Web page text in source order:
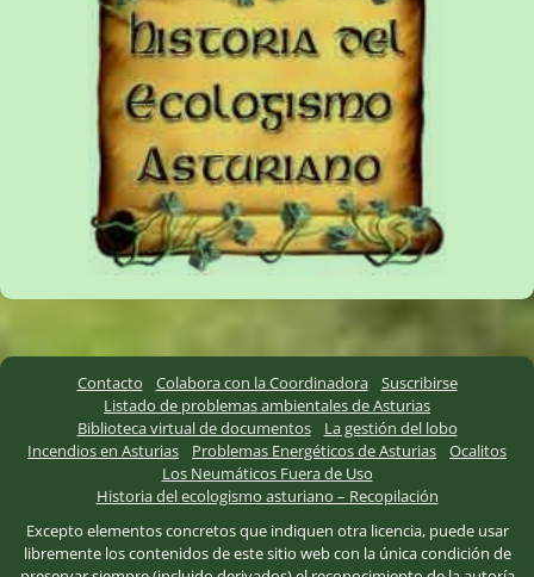
Contacto Colabora con la Coordinadora
Suscribirse
Listado de problemas ambientales de Asturias
Biblioteca virtual de documentos
La gestión del lobo
Incendios en Asturias
Problemas Energéticos de Asturias
Ocalitos
Los Neumáticos Fuera de Uso
Historia del ecologismo asturiano – Recopilación
Excepto elementos concretos que indiquen otra licencia, puede usar
libremente los contenidos de este sitio web con la única condición de